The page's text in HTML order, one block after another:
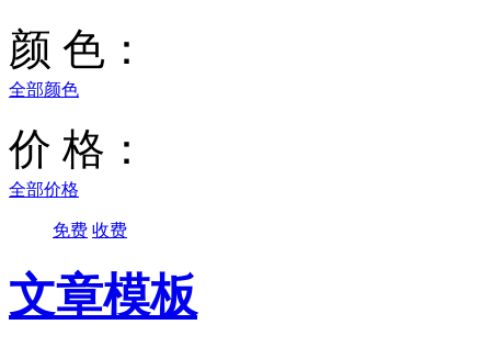
颜 色：
全部颜色
价 格：
全部价格
免费 收费
文章模板